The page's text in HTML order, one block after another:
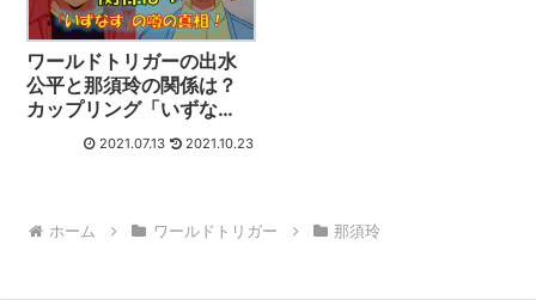
ワールドトリガーの出水
公平と那須玲の関係は？
カップリング「いずな
す」の噂も解説！
2021.07.13 2021.10.23
ホーム ワールドトリガー 那須玲